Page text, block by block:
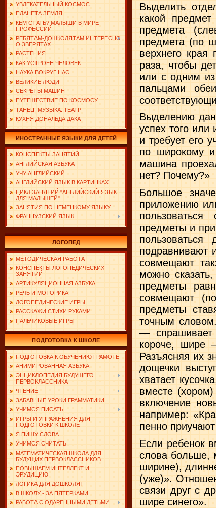
УВЛЕКАТЕЛЬНЫЙ КОСМОС
ПЛАНЕТА ЗЕМЛЯ
КЕМ СТАТЬ? МАЛЫШИ В МИРЕ
ПРОФЕССИЙ
РЕБЯТАМ-ДОШКОЛЯТАМ ИНТЕРЕСНО
О ЗВЕРЯТАХ
РАСТЕНИЯ
КАК УСТРОЕН ЧЕЛОВЕК
НАУКА ВОКРУГ НАС
ВЕЛИКИЕ ЛЮДИ
СЕКРЕТЫ МАШИН
ПУТЕШЕСТВИЕ ПО КОСМОСУ
ТАНЕЦ. МУЗЫКА. ТЕАТР
КУХНЯ ДОНАЛЬДА ДАКА
ИНОСТРАННЫЕ ЯЗЫКИ ДЛЯ ДЕТЕЙ
КОНСПЕКТЫ ЗАНЯТИЙ
АНГЛИЙСКАЯ АЗБУКА
УЧУ АНГЛИЙСКИЙ
АНГЛИЙСКИЙ ЯЗЫК В КАРТИНКАХ
ЦИКЛ ЗАНЯТИЙ "АНГЛИЙСКИЙ ЯЗЫК
ДЛЯ МАЛЫШЕЙ"
ЗАНЯТИЯ ПО НЕМЕЦКОМУ ЯЗЫКУ
ФРАНЦУЗСКИЙ ЯЗЫК
ЛОГОПЕД
МЕТОДИЧЕСКАЯ РАБОТА
КОНСПЕКТЫ ЛОГОПЕДИЧЕСКИХ
ЗАНЯТИЙ
АРТИКУЛЯЦИОННАЯ АЗБУКА
РЕЧЬ И МОТОРИКА
ЛОГОПЕДИЧЕСКИЕ ИГРЫ
РАССКАЖИ СТИХИ РУКАМИ
ПАЛЬЧИКОВЫЕ ИГРЫ
ПОДГОТОВКА К ШКОЛЕ
ПОДГОТОВКА К ОБУЧЕНИЮ ГРАМОТЕ
АНИМИРОВАННАЯ АЗБУКА
ЭНЦИКЛОПЕДИЯ БУДУЩЕГО
ПЕРВОКЛАССНИКА
ЧТЕНИЕ
ЗАБАВНЫЕ УРОКИ ГРАММАТИКИ
УЧИМСЯ ПИСАТЬ
ИГРЫ И УПРАЖНЕНИЯ ДЛЯ
ПОДГОТОВКИ К ШКОЛЕ
Я ПИШУ СЛОВА
УЧИМСЯ СЧИТАТЬ
МАТЕМАТИЧЕСКАЯ ШКОЛА ДЛЯ
БУДУЩИХ ПЕРВОКЛАССНИКОВ
ПОВЫШАЕМ ИНТЕЛЛЕКТ И
ЭРУДИЦИЮ
ЛОГИКА ДЛЯ ДОШКОЛЯТ
В ШКОЛУ - ЗА ПЯТЕРКАМИ
РАБОТА С ОДАРЕННЫМИ ДЕТЬМИ
Выделить
какой
предмета
предмета (по
верхнего
раза, чтобы
или с одним из
паль­цами
Выделению
успех того или
и требует его
по широкому
машина
нет? Почему?»
Большое
приложению
предметы и
подравнивают
совмещают
можно
предметы
совмещают
предметы
точным
— спра­шивает
короче, шире
Разъясняя их
дощечки
хватает
вместе (хором)
включение
например:
пенно
Если ребенок
слова больше,
ширине),
(уже)».
связи друг с
шире синего».